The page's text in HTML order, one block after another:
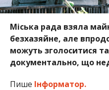
Міська рада взяла
безхазяйне, але
можуть зголоситися
документально, що
Пише Інформатор.